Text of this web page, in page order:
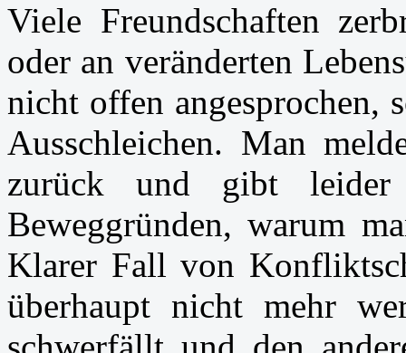
Viele Freundschaften
oder an veränderten
nicht offen angesprochen,
Ausschleichen. Man
zurück und gibt leider
Beweggründen, warum
Klarer Fall von
überhaupt nicht mehr